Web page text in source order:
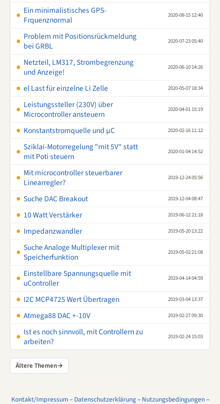
Ein minimalistisches GPS-
Frquenznormal
2020-08-15 12:40
Problem mit Positionsrückmeldung
bei GRBL
2020-07-23 05:40
Netzteil, LM317, Strombegrenzung
und Anzeige!
2020-06-10 14:26
el Last für einzelne Li Zelle 2020-05-07 18:34
Leistungssteller (230V) über
Microcontroller ansteuern
2020-04-01 15:19
Konstantstromquelle und µC 2020-02-16 11:12
Sziklai-Motorregelung "mit 5V" statt
mit Poti steuern
2020-01-04 14:52
Mit microcontroller steuerbarer
Linearregler?
2019-12-24 05:56
Suche DAC Breakout 2019-12-04 08:47
10 Watt Verstärker 2019-06-12 21:18
Impedanzwandler 2019-05-20 13:22
Suche Analoge Multiplexer mit
Speicherfunktion
2019-05-02 21:08
Einstellbare Spannungsquelle mit
uController
2019-04-14 04:59
I2C MCP4725 Wert Übertragen 2019-03-04 13:37
Atmega88 DAC +-10V 2019-02-27 09:30
Ist es noch sinnvoll, mit Controllern zu
arbeiten?
2019-02-24 15:03
Ältere Themen→
Kontakt/Impressum– Datenschutzerklärung– Nutzungsbedingungen–